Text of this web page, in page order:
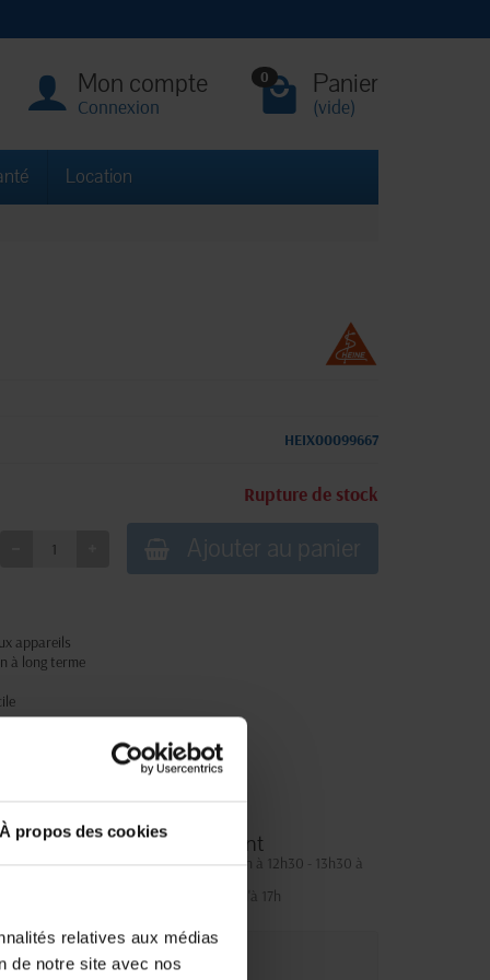
À propos des cookies
relatives aux médias
de notre site avec nos
Mon compte
Connexion
0 Panier
(vide)
Location
HEIX00099667
Rupture de stock
Ajouter au panier
appareils
à long terme
Service client
Lundi au jeudi : 9h à 12h30 - 13h30 à
Le vendredi jusqu'à 17h